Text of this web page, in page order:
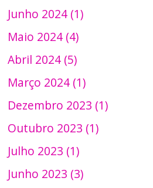
Junho 2024 (1)
Maio 2024 (4)
Abril 2024 (5)
Março 2024 (1)
Dezembro 2023 (1)
Outubro 2023 (1)
Julho 2023 (1)
Junho 2023 (3)